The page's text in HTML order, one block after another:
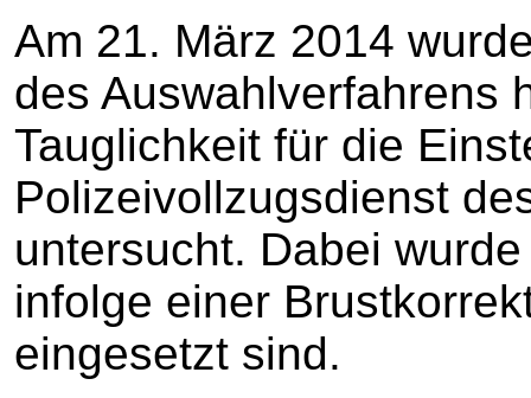
Am 21. März 2014
des Auswahlverfahrens
Tauglichkeit für die
Polizeivollzugsdienst
untersucht. Dabei
infolge einer
eingesetzt sind.